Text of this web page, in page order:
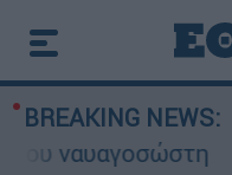
BREAKING NEWS:
ναυαγοσώστη